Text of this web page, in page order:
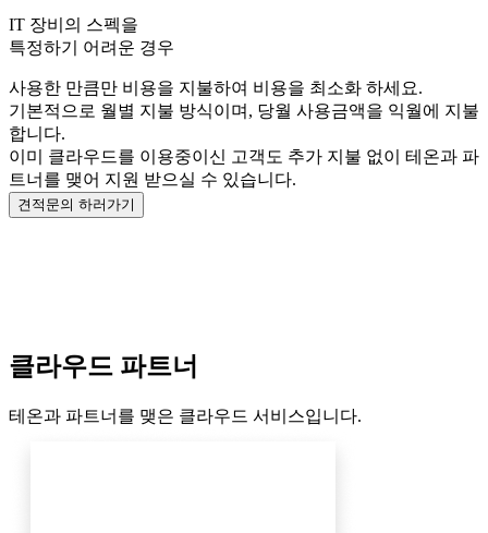
IT 장비의 스펙을
특정하기 어려운 경우
사용한 만큼만 비용을 지불하여 비용을 최소화 하세요.
기본적으로 월별 지불 방식이며, 당월 사용금액을 익월에 지불
합니다.
이미 클라우드를 이용중이신 고객도 추가 지불 없이 테온과 파
트너를 맺어 지원 받으실 수 있습니다.
견적문의 하러가기
클라우드 파트너
테온과 파트너를 맺은 클라우드 서비스입니다.